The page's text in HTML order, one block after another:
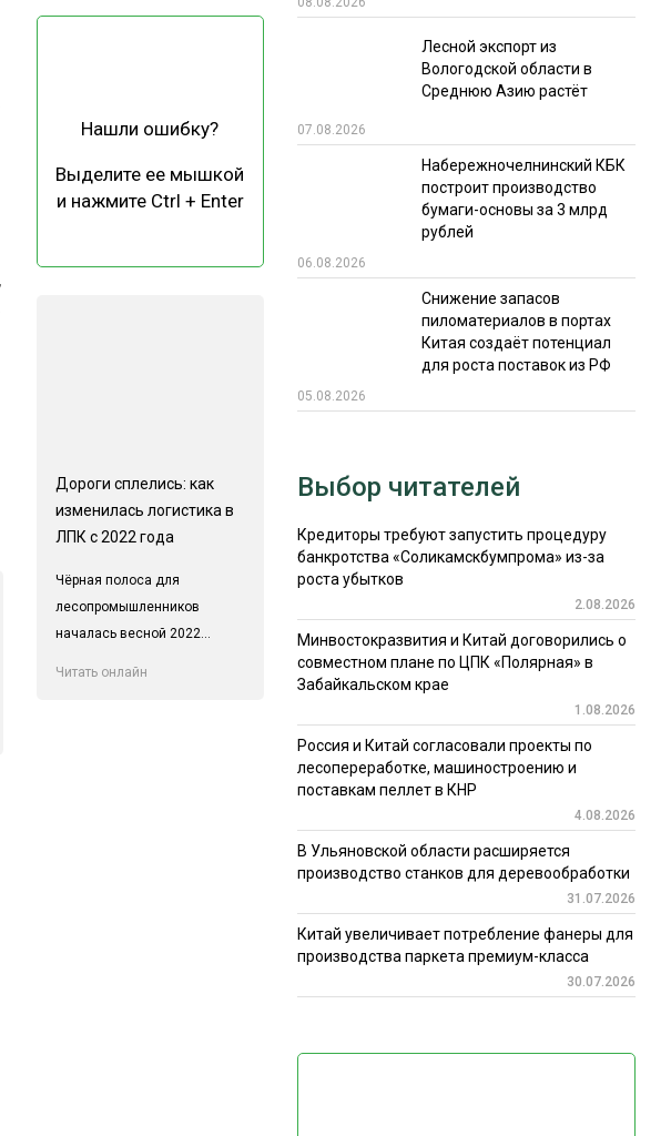
ДИСКУССИЯ
ВЫСТАВОК ИТОГИ МЕРОПРИЯТИЙ
Нашли ошибку?
Выделите ее мышкой
и нажмите Ctrl + Enter
Дороги сплелись: как
изменилась логистика в
ЛПК с 2022 года
Чёрная полоса для
лесопромышленников
началась весной 2022...
Читать онлайн
Лесной экспорт из
Вологодской области в
Среднюю Азию растёт
07.08.2026
Набережночелнинский КБК
построит производство
бумаги-основы за 3 млрд
рублей
06.08.2026
Снижение запасов
пиломатериалов в портах
Китая создаёт потенциал
для роста поставок из РФ
05.08.2026
Выбор читателей
Кредиторы требуют запустить процедуру
банкротства «Соликамскбумпрома» из-за
роста убытков
2.08.2026
Минвостокразвития и Китай договорились о
совместном плане по ЦПК «Полярная» в
Забайкальском крае
1.08.2026
Россия и Китай согласовали проекты по
лесопереработке, машиностроению и
поставкам пеллет в КНР
4.08.2026
В Ульяновской области расширяется
производство станков для деревообработки
31.07.2026
Китай увеличивает потребление фанеры для
производства паркета премиум-класса
30.07.2026